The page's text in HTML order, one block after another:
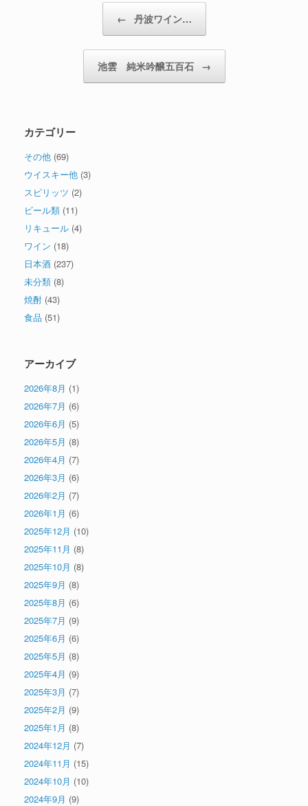
← 丹波ワイン…
池雲 純米吟醸五百石 →
カテゴリー
その他 (69)
ウイスキー他 (3)
スピリッツ (2)
ビール類 (11)
リキュール (4)
ワイン (18)
日本酒 (237)
未分類 (8)
焼酎 (43)
食品 (51)
アーカイブ
2026年8月 (1)
2026年7月 (6)
2026年6月 (5)
2026年5月 (8)
2026年4月 (7)
2026年3月 (6)
2026年2月 (7)
2026年1月 (6)
2025年12月 (10)
2025年11月 (8)
2025年10月 (8)
2025年9月 (8)
2025年8月 (6)
2025年7月 (9)
2025年6月 (6)
2025年5月 (8)
2025年4月 (9)
2025年3月 (7)
2025年2月 (9)
2025年1月 (8)
2024年12月 (7)
2024年11月 (15)
2024年10月 (10)
2024年9月 (9)